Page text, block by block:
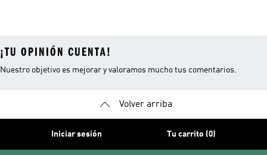
¡TU OPINIÓN CUENTA!
Nuestro objetivo es mejorar y valoramos mucho tus comentarios.
Volver arriba
Iniciar sesión Tu carrito (0)